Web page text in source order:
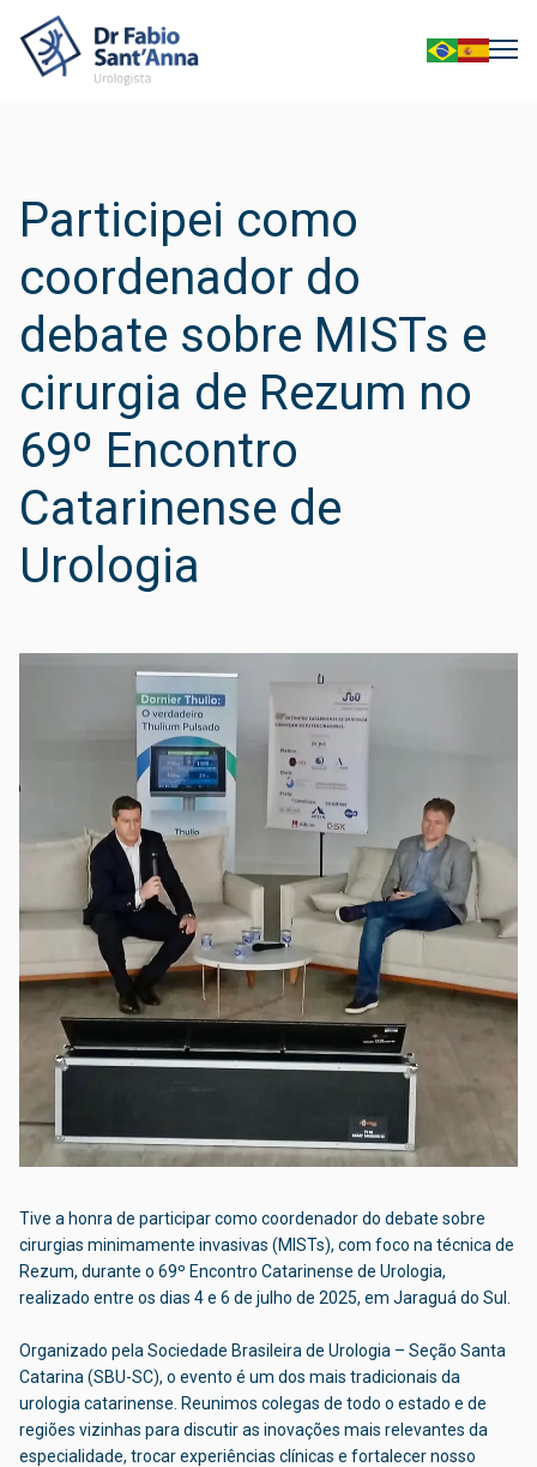
Participei como
coordenador do
debate sobre MISTs e
cirurgia de Rezum no
69º Encontro
Catarinense de
Urologia
Tive a honra de participar como coordenador do debate sobre
cirurgias minimamente invasivas (MISTs), com foco na técnica de
Rezum, durante o 69º Encontro Catarinense de Urologia,
realizado entre os dias 4 e 6 de julho de 2025, em Jaraguá do Sul.
Organizado pela Sociedade Brasileira de Urologia – Seção Santa
Catarina (SBU-SC), o evento é um dos mais tradicionais da
urologia catarinense. Reunimos colegas de todo o estado e de
regiões vizinhas para discutir as inovações mais relevantes da
especialidade, trocar experiências clínicas e fortalecer nosso